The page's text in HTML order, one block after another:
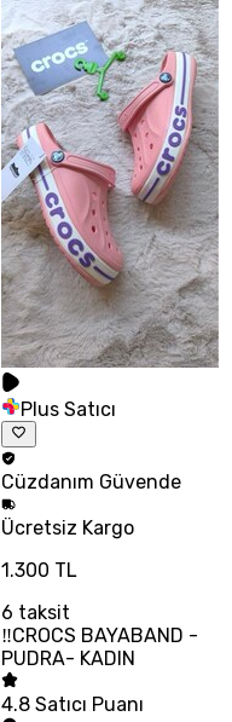
Plus Satıcı
Cüzdanım Güvende
Ücretsiz Kargo
1.300 TL
6 taksit
‼CROCS BAYABAND -
PUDRA- KADIN
4.8 Satıcı Puanı